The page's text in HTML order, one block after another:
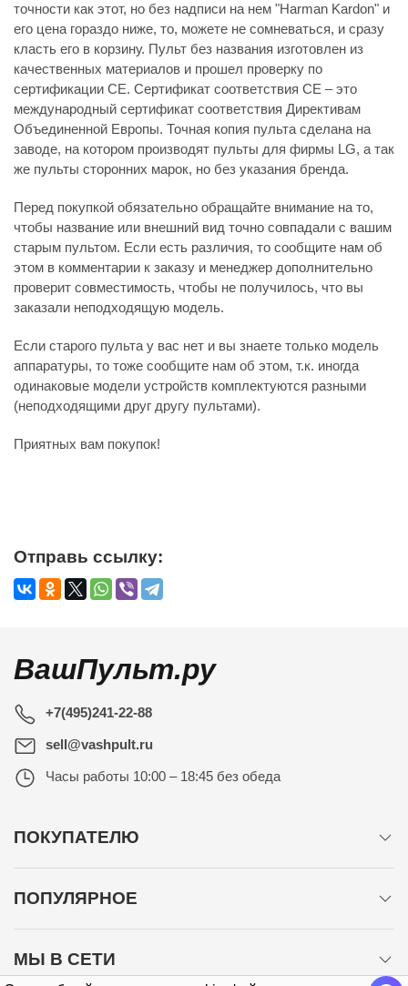
точности как этот, но без надписи на нем "Harman Kardon" и
его цена гораздо ниже, то, можете не сомневаться, и сразу
класть его в корзину. Пульт без названия изготовлен из
качественных материалов и прошел проверку по
сертификации CE. Сертификат соответствия СЕ – это
международный сертификат соответствия Директивам
Объединенной Европы. Точная копия пульта сделана на
заводе, на котором производят пульты для фирмы LG, а так
же пульты сторонних марок, но без указания бренда.
Перед покупкой обязательно обращайте внимание на то,
чтобы название или внешний вид точно совпадали с вашим
старым пультом. Если есть различия, то сообщите нам об
этом в комментарии к заказу и менеджер дополнительно
проверит совместимость, чтобы не получилось, что вы
заказали неподходящую модель.
Если старого пульта у вас нет и вы знаете только модель
аппаратуры, то тоже сообщите нам об этом, т.к. иногда
одинаковые модели устройств комплектуются разными
(неподходящими друг другу пультами).
Приятных вам покупок!
Отправь ссылку:
ВашПульт.ру
+7(495)241-22-88
sell@vashpult.ru
Часы работы 10:00 – 18:45 без обеда
ПОКУПАТЕЛЮ
ПОПУЛЯРНОЕ
МЫ В СЕТИ